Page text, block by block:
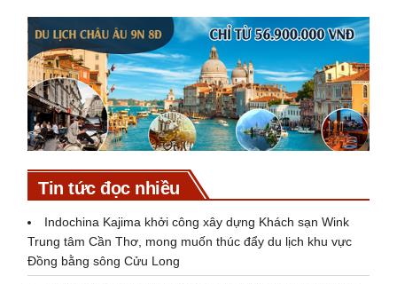
Tin tức đọc nhiều
Indochina Kajima khởi công xây dựng Khách sạn Wink
Trung tâm Cần Thơ, mong muốn thúc đẩy du lịch khu vực
Đồng bằng sông Cửu Long